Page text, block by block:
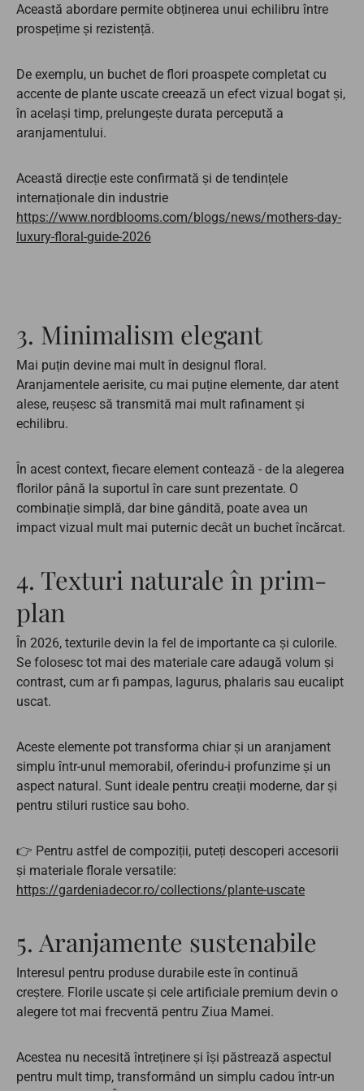
Această abordare permite obținerea unui echilibru între
prospețime și rezistență.
De exemplu, un buchet de flori proaspete completat cu
accente de plante uscate creează un efect vizual bogat și,
în același timp, prelungește durata percepută a
aranjamentului.
Această direcție este confirmată și de tendințele
internaționale din industrie
https://www.nordblooms.com/blogs/news/mothers-day-
luxury-floral-guide-2026
3. Minimalism elegant
Mai puțin devine mai mult în designul floral.
Aranjamentele aerisite, cu mai puține elemente, dar atent
alese, reușesc să transmită mai mult rafinament și
echilibru.
În acest context, fiecare element contează - de la alegerea
florilor până la suportul în care sunt prezentate. O
combinație simplă, dar bine gândită, poate avea un
impact vizual mult mai puternic decât un buchet încărcat.
4. Texturi naturale în prim-
plan
În 2026, texturile devin la fel de importante ca și culorile.
Se folosesc tot mai des materiale care adaugă volum și
contrast, cum ar fi pampas, lagurus, phalaris sau eucalipt
uscat.
Aceste elemente pot transforma chiar și un aranjament
simplu într-unul memorabil, oferindu-i profunzime și un
aspect natural. Sunt ideale pentru creații moderne, dar și
pentru stiluri rustice sau boho.
👉 Pentru astfel de compoziții, puteți descoperi accesorii
și materiale florale versatile:
https://gardeniadecor.ro/collections/plante-uscate
5. Aranjamente sustenabile
Interesul pentru produse durabile este în continuă
creștere. Florile uscate și cele artificiale premium devin o
alegere tot mai frecventă pentru Ziua Mamei.
Acestea nu necesită întreținere și își păstrează aspectul
pentru mult timp, transformând un simplu cadou într-un